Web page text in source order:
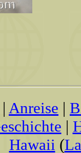
| Anreise |
|
Hawaii (